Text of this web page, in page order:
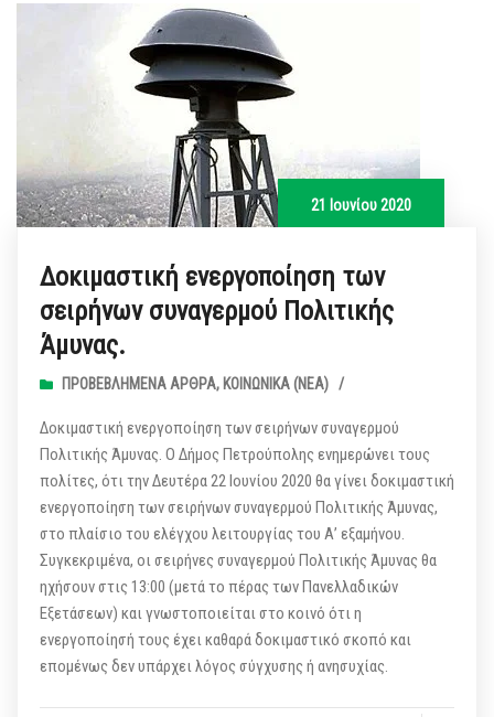
21 Ιουνίου 2020
Δοκιμαστική ενεργοποίηση των
σειρήνων συναγερμού Πολιτικής
Άμυνας.
ΠΡΟΒΕΒΛΗΜΈΝΑ ΆΡΘΡΑ, ΚΟΙΝΩΝΙΚΆ (ΝΕΑ) /
Δοκιμαστική ενεργοποίηση των σειρήνων συναγερμού
Πολιτικής Άμυνας. Ο Δήμος Πετρούπολης ενημερώνει τους
πολίτες, ότι την Δευτέρα 22 Ιουνίου 2020 θα γίνει δοκιμαστική
ενεργοποίηση των σειρήνων συναγερμού Πολιτικής Άμυνας,
στο πλαίσιο του ελέγχου λειτουργίας του Α’ εξαμήνου.
Συγκεκριμένα, οι σειρήνες συναγερμού Πολιτικής Άμυνας θα
ηχήσουν στις 13:00 (μετά το πέρας των Πανελλαδικών
Εξετάσεων) και γνωστοποιείται στο κοινό ότι η
ενεργοποίησή τους έχει καθαρά δοκιμαστικό σκοπό και
επομένως δεν υπάρχει λόγος σύγχυσης ή ανησυχίας.